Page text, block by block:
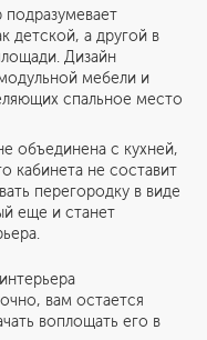
подразумевает
детской, а другой в
Дизайн
мебели и
спальное место
объединена с кухней,
кабинета не составит
перегородку в виде
еще и станет
вам остается
воплощать его в